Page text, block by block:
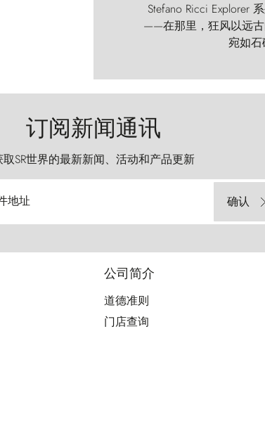
Stefano Ricci Explorer
——在那里，狂风以远古
宛如石
订阅新闻通讯
取SR世界的最新新闻、活动和产品更新
地址 确认
公司简介
道德准则
门店查询